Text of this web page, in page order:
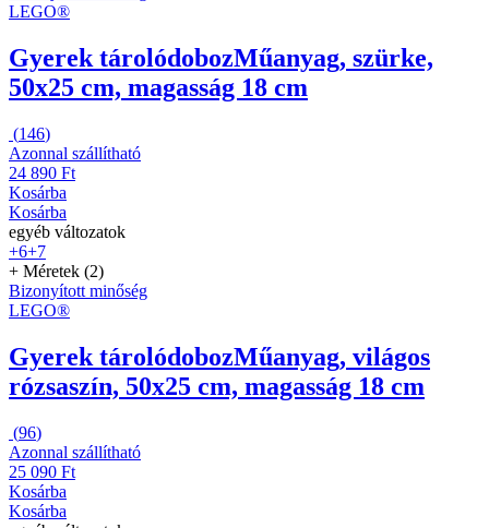
LEGO®
Gyerek tárolódobozMűanyag, szürke,
50x25 cm, magasság 18 cm
(146)
Azonnal szállítható
24 890 Ft
Kosárba
Kosárba
egyéb változatok
+6+7
+ Méretek (2)
Bizonyított minőség
LEGO®
Gyerek tárolódobozMűanyag, világos
rózsaszín, 50x25 cm, magasság 18 cm
(96)
Azonnal szállítható
25 090 Ft
Kosárba
Kosárba